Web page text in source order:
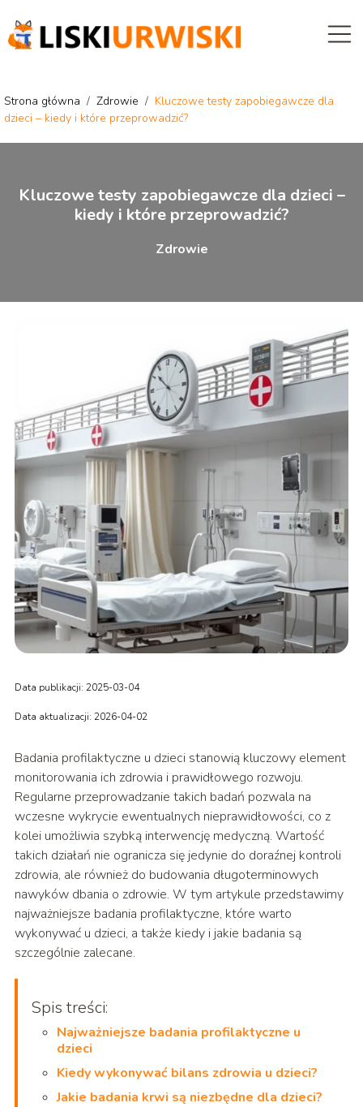
Strona główna / Zdrowie / Kluczowe testy zapobiegawcze dla
dzieci – kiedy i które przeprowadzić?
Kluczowe testy zapobiegawcze dla dzieci –
kiedy i które przeprowadzić?
Zdrowie
Data publikacji: 2025-03-04
Data aktualizacji: 2026-04-02
Badania profilaktyczne u dzieci stanowią kluczowy element
monitorowania ich zdrowia i prawidłowego rozwoju.
Regularne przeprowadzanie takich badań pozwala na
wczesne wykrycie ewentualnych nieprawidłowości, co z
kolei umożliwia szybką interwencję medyczną. Wartość
takich działań nie ogranicza się jedynie do doraźnej kontroli
zdrowia, ale również do budowania długoterminowych
nawyków dbania o zdrowie. W tym artykule przedstawimy
najważniejsze badania profilaktyczne, które warto
wykonywać u dzieci, a także kiedy i jakie badania są
szczególnie zalecane.
Spis treści:
Najważniejsze badania profilaktyczne u
dzieci
Kiedy wykonywać bilans zdrowia u dzieci?
Jakie badania krwi są niezbędne dla dzieci?